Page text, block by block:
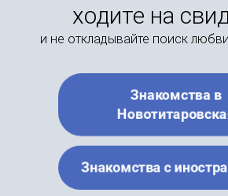
ходите на
и не откладывайте поиск
Знакомства в
Знакомства с